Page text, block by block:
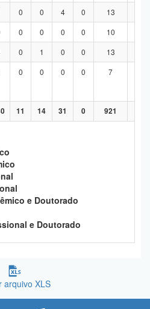
0 0 4 0 13
0 0 0 0 10
0 1 0 0 13
0 0 0 0 7
11 14 31 0 921
e Doutorado
e Doutorado
arquivo XLS